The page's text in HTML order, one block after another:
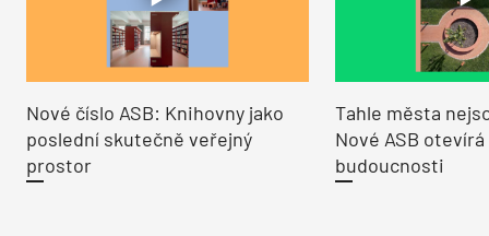
Nové číslo ASB: Knihovny jako
poslední skutečně veřejný
prostor
Tahle města
Nové ASB
budoucnosti